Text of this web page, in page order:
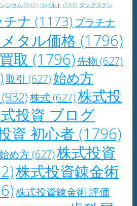
ジウム (242) コバルト (243) タングステン
チナ (1173) プラチナ
タル価格 (1796)
取 (1796)先物 (627)
取引 (627) 始め方
(932)株式 (627)株式投
投資 ブログ
資 初心者 (1796)
め方 (627)株式投資
株式投資錬金術
株式投資錬金術 評価